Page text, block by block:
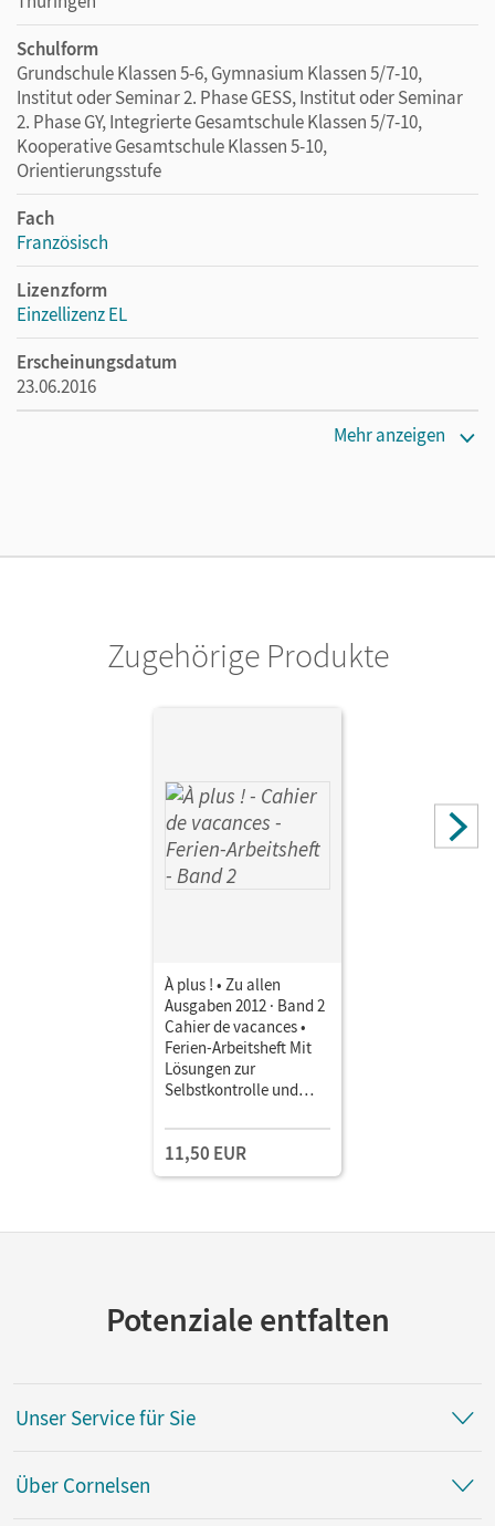
Schulform
Grundschule Klassen 5-6, Gymnasium Klassen 5/7-10,
Institut oder Seminar 2. Phase GESS, Institut oder Seminar
2. Phase GY, Integrierte Gesamtschule Klassen 5/7-10,
Kooperative Gesamtschule Klassen 5-10,
Orientierungsstufe
Fach
Französisch
Lizenzform
Einzellizenz EL
Erscheinungsdatum
23.06.2016
Mehr anzeigen
Zugehörige Produkte
À plus ! • Zu allen
Ausgaben 2012 · Band 2
Cahier de vacances •
Ferien-Arbeitsheft Mit
Lösungen zur
Selbstkontrolle und
Download
11,50 EUR
Potenziale entfalten
Unser Service für Sie
Über Cornelsen